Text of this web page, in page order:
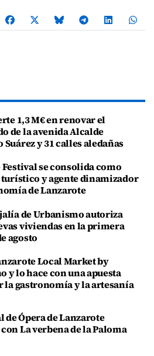
1,3 M€ en renovar el
de la avenida Alcalde
y 31 calles aledañas
Festival se consolida como
y agente dinamizador
de Lanzarote
de Urbanismo autoriza
viviendas en la primera
agosto
Local Market by
y lo hace con una apuesta
la gastronomía y la artesanía
de Ópera de Lanzarote
La verbena de la Paloma